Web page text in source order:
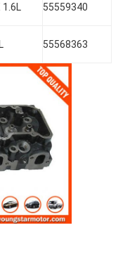
1.6L 55559340
55568363